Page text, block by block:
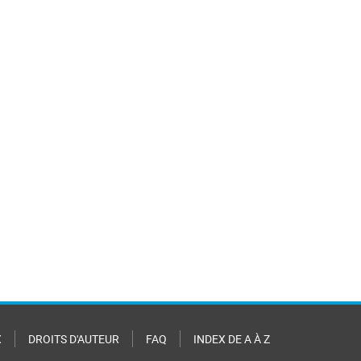
DROITS D'AUTEUR FAQ INDEX DE A À Z